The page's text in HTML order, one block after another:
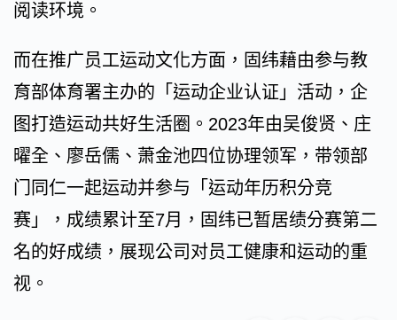
阅读环境。
而在推广员工运动文化方面，固纬藉由参与教
育部体育署主办的「运动企业认证」活动，企
图打造运动共好生活圈。2023年由吴俊贤、庄
曜全、廖岳儒、萧金池四位协理领军，带领部
门同仁一起运动并参与「运动年历积分竞
赛」，成绩累计至7月，固纬已暂居绩分赛第二
名的好成绩，展现公司对员工健康和运动的重
视。